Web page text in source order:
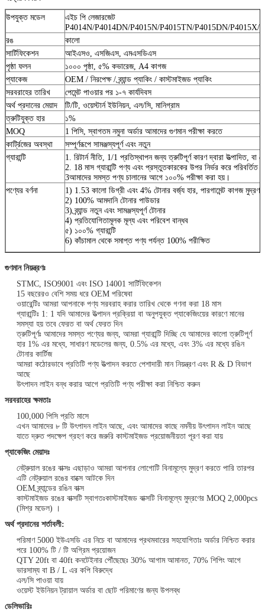
উপযুক্ত মডেল
এইচ পি লেজারজেট
P4014N/P4014DN/P4015N/P4015TN/P4015DN/P4015X/
রঙ
কালো
সার্টিফিকেশন
আইএসও, এসজিএস, এমএসডিএস
পৃষ্ঠা ফলন
১০০০ পৃষ্ঠা, ৫% কভারেজ, A4 কাগজ
প্যাকেজ
OEM / নিরপেক্ষ / ব্র্যান্ড প্যাকিং / কাস্টমাইজড প্যাকিং
সরবরাহের তারিখ
পেমেন্ট পাওয়ার পর ১-৭ কার্যদিবস
অর্থ প্রদানের মেয়াদ
টি/টি, ওয়েস্টার্ন ইউনিয়ন, এল/সি, মানিগ্রাম
ত্রুটিযুক্ত হার
১%
MOQ
1 পিসি, স্বাগতম নমুনা অর্ডার আমাদের গুণমান পরীক্ষা করতে
কার্ট্রিজের অবস্থা
সম্পূর্ণরূপে সামঞ্জস্যপূর্ণ এবং নতুন
গ্যারান্টি
1. রিটার্ন নীতি, 1/1 প্রতিস্থাপন জন্য ত্রুটিপূর্ণ কারণ দ্বারা উত্পাদিত, বা
2. 18 মাস গ্যারান্টি পণ্য এবং প্রস্তুতকারকের উপর নির্ভর করে পরিবর্তিত
3আমাদের সমস্ত পণ্য চালানের আগে ১০০% পরীক্ষা করা হয়।
পণ্যের বর্ণনা
1) 1.53 কালো ডিগ্রী এবং 4% টোনার বর্জ্য হার, পারগামেন্ট কাগজ মুদ্রণ
2) 100% আমদানি টোনার পাউডার
3) ব্র্যান্ড নতুন এবং সামঞ্জস্যপূর্ণ টোনার
4) প্রতিযোগিতামূলক মূল্য এবং পরিবেশ বান্ধব
৫) ১০০% গ্যারান্টি
6) কাঁচামাল থেকে সমাপ্ত পণ্য পর্যন্ত 100% পরীক্ষিত
গুণমান নিয়ন্ত্রণঃ
STMC, ISO9001 এবং ISO 14001 সার্টিফিকেশন
15 বছরেরও বেশি সময় ধরে OEM পরিষেবা
ওয়ারেন্টিঃ আমরা আপনাকে পণ্য সরবরাহ করার তারিখ থেকে গণনা করা 18 মাস
গ্যারান্টিঃ 1: 1 যদি আমাদের উত্পাদন প্রক্রিয়া বা অনুপযুক্ত প্যাকেজিংয়ের কারণে মানের
সমস্যা হয় তবে ফেরত বা অর্থ ফেরত দিন
ত্রুটিপূর্ণঃ আমাদের সমস্ত পণ্যের জন্য, আমরা গ্যারান্টি দিচ্ছি যে আমাদের কালো ত্রুটিপূর্ণ
হার 1% এর মধ্যে, সাধারণ মডেলের জন্য, 0.5% এর মধ্যে, এবং 3% এর মধ্যে রঙিন
টোনার কার্টিজ
আমরা কঠোরভাবে প্রতিটি পণ্য উত্পাদন করতে পেশাদারী মান নিয়ন্ত্রণ এবং R & D বিভাগ
আছে
উৎপাদন লাইন বন্ধ করার আগে প্রতিটি পণ্য পরীক্ষা করা নিশ্চিত করুন
সরবরাহের ক্ষমতাঃ
100,000 পিসি প্রতি মাসে
এখন আমাদের ৮ টি উৎপাদন লাইন আছে, এবং আমাদের কাছে নমনীয় উৎপাদন লাইন আছে
যাতে দ্রুত পদক্ষেপ গ্রহণ করে জরুরি কাস্টমাইজড প্রয়োজনীয়তা পূরণ করা যায়
প্যাকেজিং মেয়াদঃ
নেট্রুয়াল রঙের বাক্সঃ এছাড়াও আমরা আপনার লোগোটি বিনামূল্যে মুদ্রণ করতে পারি তারপর
এটি নেট্রুয়াল রঙের বাক্সে আটকে দিন
OEM ব্র্যান্ডের রঙিন বাক্স
কাস্টমাইজড রঙের বাক্সটি স্বাগতঃকাস্টমাইজড বাক্সটি বিনামূল্যে মুদ্রণের MOQ 2,000pcs
(মিশ্র মডেল) ।
অর্থ প্রদানের শর্তাবলী:
পরিমাণ 5000 ইউএসডি এর নিচে বা আমাদের প্রথমবারের সহযোগিতাঃ অর্ডার নিশ্চিত করার
পরে 100% টি / টি অগ্রিম প্রয়োজন
QTY 20ft বা 40ft কনটেইনার পৌঁছেছেঃ 30% আগাম আমানত, 70% শিপিং আগে
ভারসাম্য বা B / L এর কপি বিরুদ্ধে
এল/সি পাওয়া যায়
ওয়েস্ট ইউনিয়ন ট্রায়াল অর্ডার বা ছোট পরিমাণের জন্য উপলব্ধ
ডেলিভারিঃ